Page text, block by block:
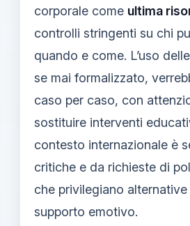
corporale come ultima
controlli stringenti su chi
quando e come. L’uso
se mai formalizzato,
caso per caso, con
sostituire interventi
contesto internazionale è
critiche e da richieste di
che privilegiano
supporto emotivo.